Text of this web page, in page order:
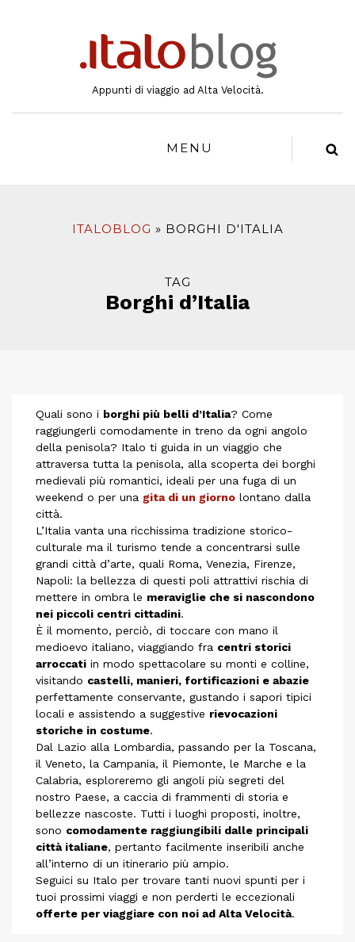
Appunti di viaggio ad Alta Velocità.
MENU
ITALOBLOG BORGHI D'ITALIA
TAG
Borghi d’Italia
Quali sono i borghi più belli d’Italia? Come
raggiungerli comodamente in treno da ogni angolo
della penisola? Italo ti guida in un viaggio che
attraversa tutta la penisola, alla scoperta dei borghi
medievali più romantici, ideali per una fuga di un
weekend o per una gita di un giorno lontano dalla
città.
L’Italia vanta una ricchissima tradizione storico-
culturale ma il turismo tende a concentrarsi sulle
grandi città d’arte, quali Roma, Venezia, Firenze,
Napoli: la bellezza di questi poli attrattivi rischia di
mettere in ombra le meraviglie che si nascondono
nei piccoli centri cittadini.
È il momento, perciò, di toccare con mano il
medioevo italiano, viaggiando fra centri storici
arroccati in modo spettacolare su monti e colline,
visitando castelli, manieri, fortificazioni e abazie
perfettamente conservante, gustando i sapori tipici
locali e assistendo a suggestive rievocazioni
storiche in costume.
Dal Lazio alla Lombardia, passando per la Toscana,
il Veneto, la Campania, il Piemonte, le Marche e la
Calabria, esploreremo gli angoli più segreti del
nostro Paese, a caccia di frammenti di storia e
bellezze nascoste. Tutti i luoghi proposti, inoltre,
sono comodamente raggiungibili dalle principali
città italiane, pertanto facilmente inseribili anche
all’interno di un itinerario più ampio.
Seguici su Italo per trovare tanti nuovi spunti per i
tuoi prossimi viaggi e non perderti le eccezionali
offerte per viaggiare con noi ad Alta Velocità.